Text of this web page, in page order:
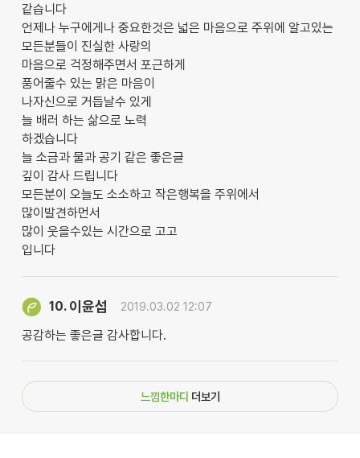
같습니다
언제나 누구에게나 중요한것은 넓은 마음으로 주위에 알고있는
모든분들이 진실한 사랑의
마음으로 걱정해주면서 포근하게
품어줄수 있는 맑은 마음이
나자신으로 거듭날수 있게
늘 배러 하는 삶으로 노력
하겠습니다
늘 소금과 물과 공기 같은 좋은글
깊이 감사 드립니다
모든분이 오늘도 소소하고 작은행복을 주위에서
많이발견하먼서
많이 웃을수있는 시간으로 고고
입니다
10. 이윤섭 2019.03.02 12:07
공감하는 좋은글 감사합니다.
느낌한마디 더보기